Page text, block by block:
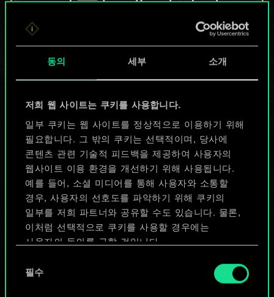
동의 세부 소개
저희 웹 사이트는 쿠키를 사용합니다.
일부 쿠키는 웹 사이트를 정상적으로 이용하기 위해
필요합니다. 그 밖의 쿠키는 선택적이며, 당사에
콘텐츠 관련 기술적 피드백을 제공하여 사용자의
웹사이트 이용 환경을 개선하기 위해 사용됩니다.
예를 들어, 소셜 미디어를 통해 사용자와 소통할
경우, 사용자의 선호도를 파악하기 위해 쿠키의
일부를 저희 파트너와 공유할 수도 있습니다. 물론,
이처럼 선택적으로 쿠키를 사용할 경우에는
사용자의 동의를 구할 것입니다.
쿠키 사용에 관한 세부 사항이나 관련 설정은 아래의
필수
무궁무진한
가능성을 가지고
있습니다!
덱 이름 짓기 & 가이드 작성하기
덱 편집
또는